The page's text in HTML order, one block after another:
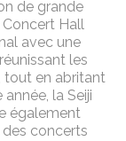
de grande
Concert Hall
avec une
les
tout en abritant
la Seiji
également
concerts